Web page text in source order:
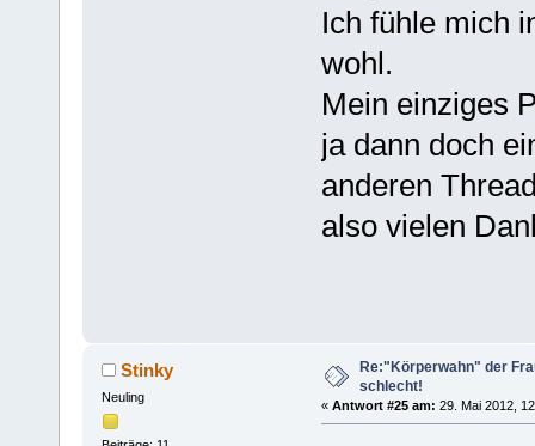
Ich fühle mich
wohl.
Mein einziges
ja dann doch
anderen
also vielen
Stinky
Neuling
Re:"Körperwahn" der
schlecht!
« Antwort #25 am: 29. Mai 2012,